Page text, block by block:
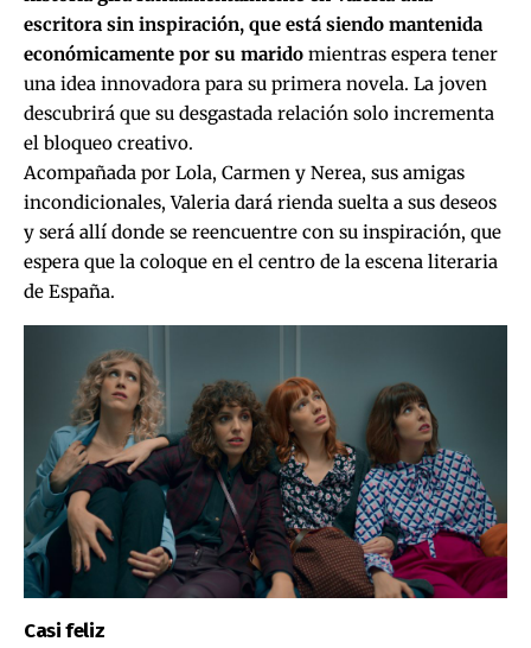
escritora sin inspiración, que está siendo mantenida
económicamente por su marido mientras espera tener
una idea innovadora para su primera novela. La joven
descubrirá que su desgastada relación solo incrementa
el bloqueo creativo.
Acompañada por Lola, Carmen y Nerea, sus amigas
incondicionales, Valeria dará rienda suelta a sus deseos
y será allí donde se reencuentre con su inspiración, que
espera que la coloque en el centro de la escena literaria
de España.
Casi feliz